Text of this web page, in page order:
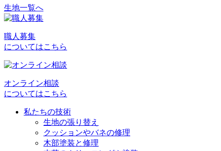
投
ナ
ビ
ー
生地一覧へ
職人募集
についてはこちら
オンライン相談
についてはこちら
私たちの技術
生地の張り替え
クッションやバネの修理
木部塗装と修理